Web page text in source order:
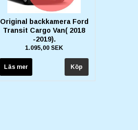
Original backkamera Ford
Transit Cargo Van( 2018
-2019).
1.095,00 SEK
Läs mer